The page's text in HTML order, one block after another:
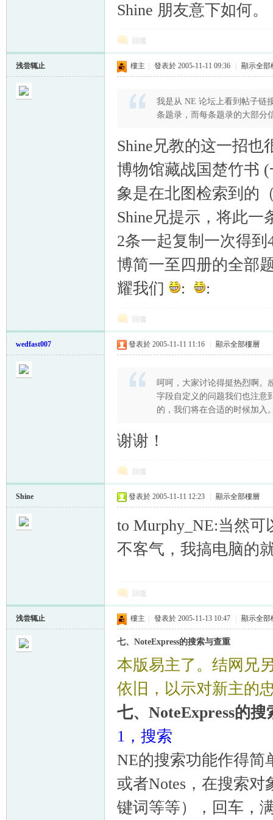
Shine 朋友意下如何。
回復
浅尝辄止 樓主 發表於 2005-11-11 09:36 顯示全部
我是从 NE 论坛上看到帖子链
条题录，而每条题录的大部分
Shine兄教的这一招
博物馆藏战国楚竹书
象是在北图检索到的
Shine兄提示，将此
2条一起复制一次得
博简一至四册的全部
耀我们
: :
回復
wedfast007 發表於 2005-11-11 11:16 顯示全部樓層
呵呵，大家讨论得挺热烈啊。
字段自定义的问题我们也注意
的，我们将在合适的时候加入
谢谢！
回復
Shine 發表於 2005-11-11 12:23 顯示全部樓層
to Murphy_NE:当然
不客气，我搞电脑的
回復
浅尝辄止 樓主 發表於 2005-11-13 10:47 顯示全部
七、NoteExpress的搜索与查重
本版易主了。结网兄
依旧，以示对新主的
七、NoteExpress的搜
1，搜索
NE的搜索功能作得
或者Notes，在搜索
键词等等），回车，